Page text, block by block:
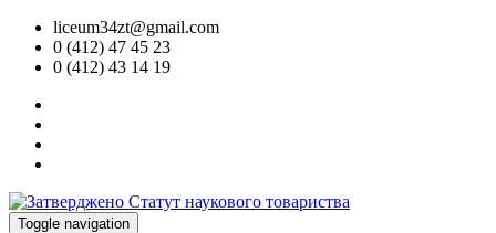
liceum34zt@gmail.com
0 (412) 47 45 23
0 (412) 43 14 19
Toggle navigation